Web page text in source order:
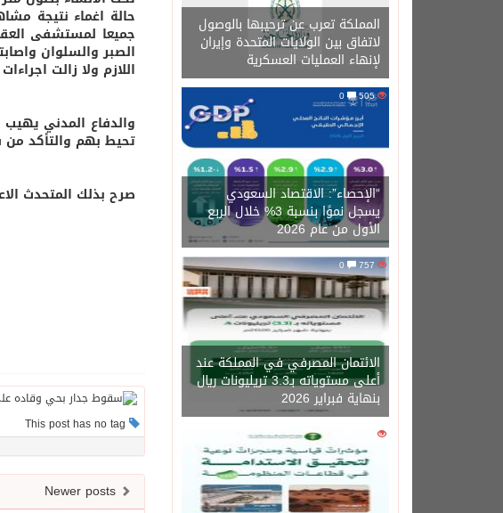
المملكة تعرب عن ترحيبها بالوصول
لاتفاق بين الولايات المتحدة وإيران
لإنهاء العمليات العسكرية
505
“الإحصاء”: الاقتصاد السعودي
يسجل نموًا بنسبة 3% خلال الربع
الأول من عام 2026
757
0
الائتمان المصرفي في المملكة عند
أعلى مستوياته بـ3.3 تريليونات ريال
بنهاية فبراير 2026
1450
حالة اغماء نتيجة
جميعا لمستشفى
اللازم ولا زالت
والدفاع المدني
تحيط بهم والتأكد من
صرح بذلك المتحدث